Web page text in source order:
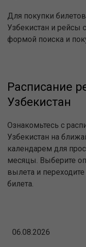
Для покупки
Узбекистан и рейсы
формой поиска и
Расписание
Узбекистан
Ознакомьтесь с
Узбекистан на
календарем для
месяцы. Выберите
вылета и
билета.